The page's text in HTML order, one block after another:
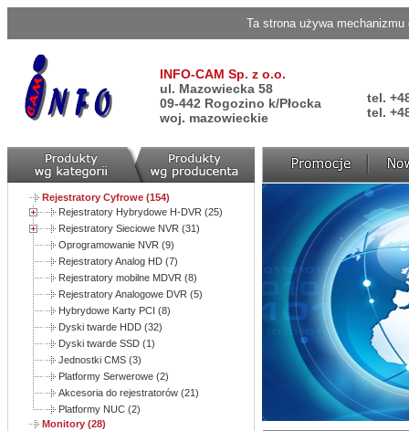
Ta strona używa
INFO-CAM Sp. z o.o.
ul. Mazowiecka 58
09-442 Rogozino k/Płocka
woj. mazowieckie
tel.
tel.
Rejestratory Cyfrowe (154)
Rejestratory Hybrydowe H-DVR (25)
Rejestratory Sieciowe NVR (31)
Oprogramowanie NVR (9)
Rejestratory Analog HD (7)
Rejestratory mobilne MDVR (8)
Rejestratory Analogowe DVR (5)
Hybrydowe Karty PCI (8)
Dyski twarde HDD (32)
Dyski twarde SSD (1)
Jednostki CMS (3)
Platformy Serwerowe (2)
Akcesoria do rejestratorów (21)
Platformy NUC (2)
Monitory (28)